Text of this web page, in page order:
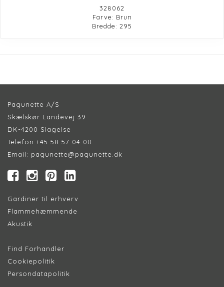
328062
Farve: Brun
Bredde: 295
Pagunette A/S
Skælskør Landevej 39
DK-4200 Slagelse
Telefon:+45 58 57 04 00
Email: pagunette@pagunette.dk
Gardiner til erhverv
Flammehæmmende
Akustik
Find Forhandler
Cookiepolitik
Persondatapolitik